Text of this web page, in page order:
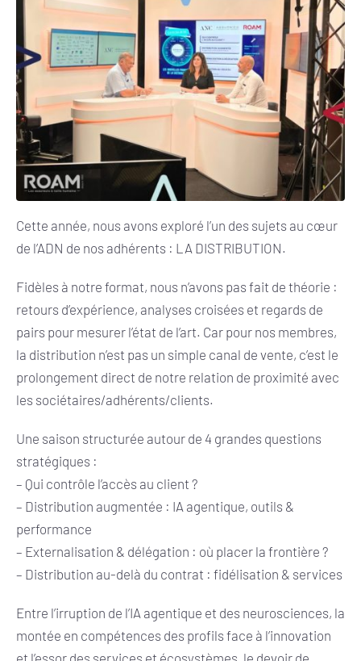
Cette année, nous avons exploré l’un des sujets au cœur
de l’ADN de nos adhérents : LA DISTRIBUTION.
Fidèles à notre format, nous n’avons pas fait de théorie :
retours d’expérience, analyses croisées et regards de
pairs pour mesurer l’état de l’art. Car pour nos membres,
la distribution n’est pas un simple canal de vente, c’est le
prolongement direct de notre relation de proximité avec
les sociétaires/adhérents/clients.
Une saison structurée autour de 4 grandes questions
stratégiques :
– Qui contrôle l’accès au client ?
– Distribution augmentée : IA agentique, outils &
performance
– Externalisation & délégation : où placer la frontière ?
– Distribution au-delà du contrat : fidélisation & services
Entre l’irruption de l’IA agentique et des neurosciences, la
montée en compétences des profils face à l’innovation
et l’essor des services et écosystèmes, le devoir de